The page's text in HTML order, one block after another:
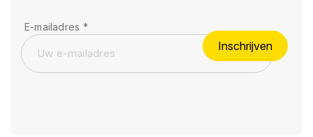
E-mailadres *
Inschrijven